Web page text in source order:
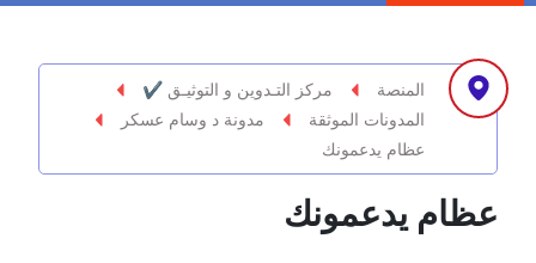
مدونة احمد ابراهيم
عاملة
مدونة أحمد أبو الدهب
المنصة
مركز التـدوين و التوثيـق ✔
المدونات الموثقة
مدونة د وسام عسكر
عظام يدعمونك
عظام يدعمونك